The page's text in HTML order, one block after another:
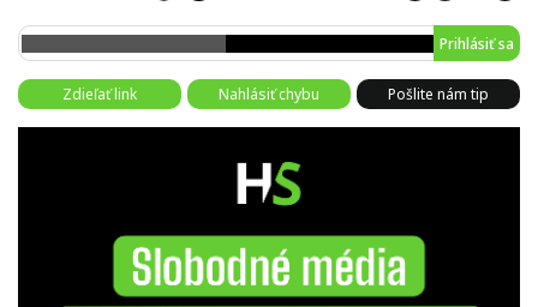
Prihlásiť sa
Zdieľať link Nahlásiť chybu Pošlite nám tip